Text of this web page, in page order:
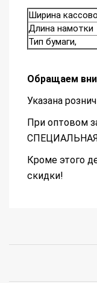
Ширина
Длина намотки
Тип бумаги,
Обращаем
Указана
При оптовом
СПЕЦИАЛЬНАЯ
Кроме этого
скидки!